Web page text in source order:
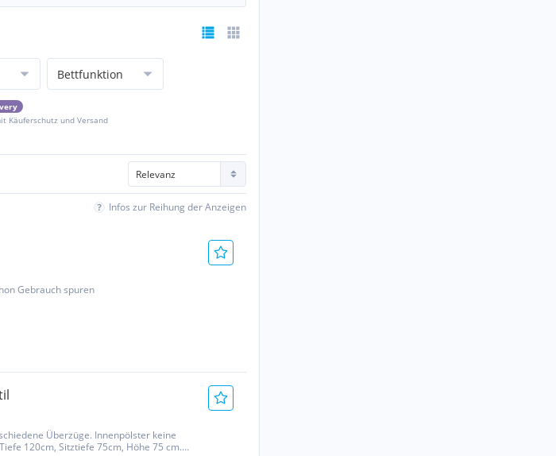
Bettfunktion
Käuferschutz und Versand
Infos zur Reihung der Anzeigen
Gebrauch spuren
Überzüge. Innenpölster keine
120cm, Sitztiefe 75cm, Höhe 75 cm.